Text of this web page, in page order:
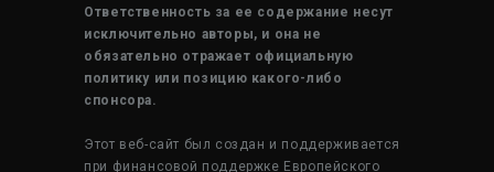
Ответственность за ее содержание несут
исключительно авторы, и она не
обязательно отражает официальную
политику или позицию какого-либо
спонсора.
Этот веб-сайт был создан и поддерживается
при финансовой поддержке Европейского